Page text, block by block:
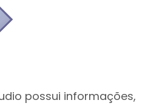
possui informações,